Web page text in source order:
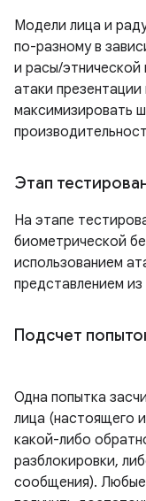
Модели лица и
по-разному в
и расы/этнической
атаки
максимизировать
Этап
На этапе
биометрической
использованием
представлением
Подсчет
Одна попытка
лица (настоящего
какой-либо
разблокировки,
сообщения). Любые